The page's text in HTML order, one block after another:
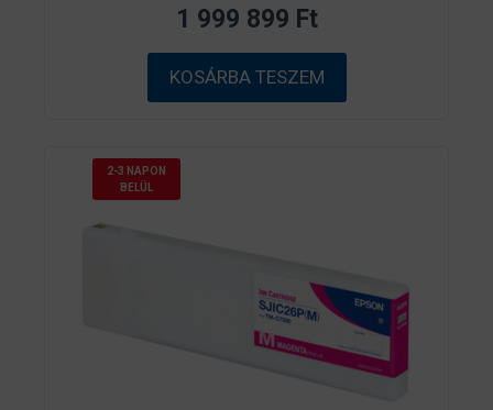
5
b
ő
l
1 999 899 Ft
KOSÁRBA TESZEM
2-3 NAPON
BELÜL